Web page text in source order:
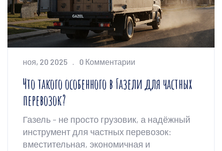
ноя, 20 2025 0 Комментарии
Что такого особенного в Газели для частных
перевозок?
Газель - не просто грузовик, а надёжный
инструмент для частных перевозок:
вместительная, экономичная и